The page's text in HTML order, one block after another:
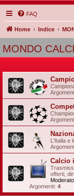
FAQ
Home Indice
MONDO
L'Italia e
Calcio
offerti,
Argomenti: 4